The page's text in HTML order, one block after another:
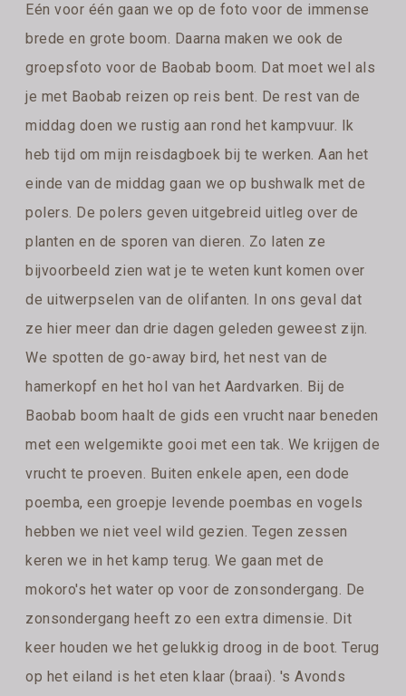
Eén voor één gaan we op de foto voor de immense
brede en grote boom. Daarna maken we ook de
groepsfoto voor de Baobab boom. Dat moet wel als
je met Baobab reizen op reis bent. De rest van de
middag doen we rustig aan rond het kampvuur. Ik
heb tijd om mijn reisdagboek bij te werken. Aan het
einde van de middag gaan we op bushwalk met de
polers. De polers geven uitgebreid uitleg over de
planten en de sporen van dieren. Zo laten ze
bijvoorbeeld zien wat je te weten kunt komen over
de uitwerpselen van de olifanten. In ons geval dat
ze hier meer dan drie dagen geleden geweest zijn.
We spotten de go-away bird, het nest van de
hamerkopf en het hol van het Aardvarken. Bij de
Baobab boom haalt de gids een vrucht naar beneden
met een welgemikte gooi met een tak. We krijgen de
vrucht te proeven. Buiten enkele apen, een dode
poemba, een groepje levende poembas en vogels
hebben we niet veel wild gezien. Tegen zessen
keren we in het kamp terug. We gaan met de
mokoro's het water op voor de zonsondergang. De
zonsondergang heeft zo een extra dimensie. Dit
keer houden we het gelukkig droog in de boot. Terug
op het eiland is het eten klaar (braai). 's Avonds